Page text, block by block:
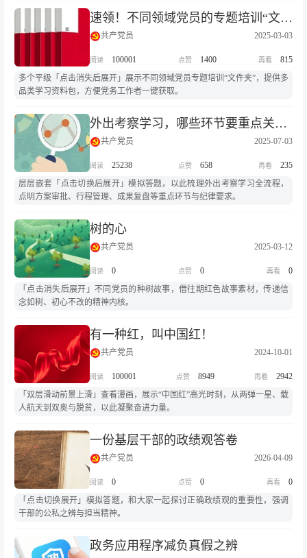
速领！不同领域党员的专题培训“文件夹”
共产党员 2025-03-03
100001 1400
815
多个平级「点击消失后展开」展示不同领域党员专题培训“文件夹”，提供多
品类学习资料包，方便党务工作者一键获取。
外出考察学习，哪些环节要重点关注？
共产党员 2025-07-03
25238 658
235
层层嵌套「点击切换后展开」模拟答题，以此梳理外出考察学习全流程，
点明方案审批、行程管理、成果复盘等重点环节与纪律要求。
树的心
共产党员 2025-03-12
0 0
0
「点击消失后展开」不同党员的种树故事，借往期红色故事素材，传递信
念如树、初心不改的精神内核。
有一种红，叫中国红！
共产党员 2024-10-01
100001 8949
2942
「双层滑动前景上滑」查看漫画，展示“中国红”高光时刻，从两弹一星、载
人航天到双奥与脱贫，以此凝聚奋进力量。
一份基层干部的政绩观答卷
共产党员 2026-04-09
0 0
0
「点击切换展开」模拟答题，和大家一起探讨正确政绩观的重要性，强调
干部的公私之辨与担当精神。
政务应用程序减负真假之辨